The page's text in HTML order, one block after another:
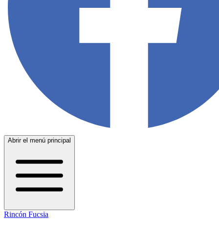
Abrir el menú principal
Rincón Fucsia